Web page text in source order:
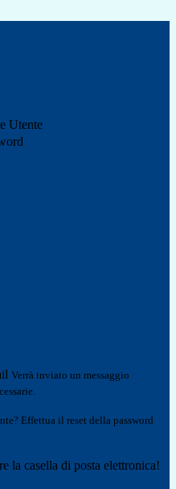
Utente
Verrà inviato un messaggio
Effettua il reset della password
la casella di posta elettronica!